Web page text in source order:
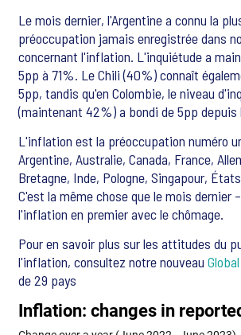
Le mois dernier, l'Argentine a connu la
préoccupation jamais enregistrée dans
concernant l'inflation. L'inquiétude a
5pp à 71%. Le Chili (40%) connaît
5pp, tandis qu'en Colombie, le niveau
(maintenant 42%) a bondi de 5pp depuis
L'inflation est la préoccupation numéro
Argentine, Australie, Canada, France,
Bretagne, Inde, Pologne, Singapour,
C'est la même chose que le mois dernier
l'inflation en premier avec le chômage.
Pour en savoir plus sur les attitudes du
l'inflation, consultez notre nouveau
de 29 pays